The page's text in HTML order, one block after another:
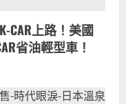
CAR上路！美國
省油輕型車！